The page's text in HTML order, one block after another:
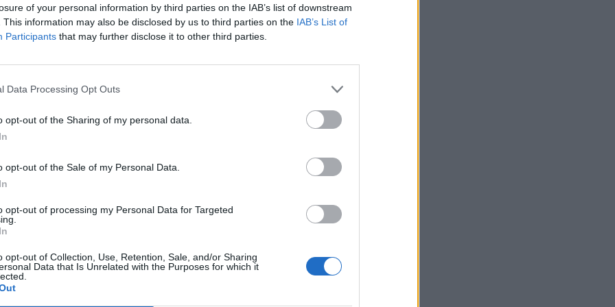
of your personal information by third parties on the IAB’s list of downstream
This information may also be disclosed by us to third parties on the IAB’s List of
Participants that may further disclose it to other third parties.
Data Processing Opt Outs
opt-out of the Sharing of my personal data.
opt-out of the Sale of my Personal Data.
opt-out of processing my Personal Data for Targeted
opt-out of Collection, Use, Retention, Sale, and/or Sharing
Data that Is Unrelated with the Purposes for which it
του ΔΣ του Ν.Π. ΟΚΠΑΠΑ σχετικά με Ανα-
των οχημάτων του προγράμμα-
του ΔΣ του Ν.Π. ΟΚΠΑΠΑ σχετικά με
οριστικής παραλαβής του έργου
οριστικής παραλαβής του έργου
οριστικής παραλαβής του έργου
οριστικής παραλαβής του έργου
παραλαβής του έργου : «Αναπλά-